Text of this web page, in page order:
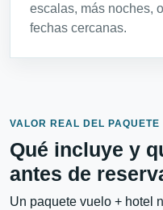
escalas, más noches,
fechas cercanas.
VALOR REAL DEL PAQUETE
Qué incluye y
antes de
Un paquete vuelo + hotel